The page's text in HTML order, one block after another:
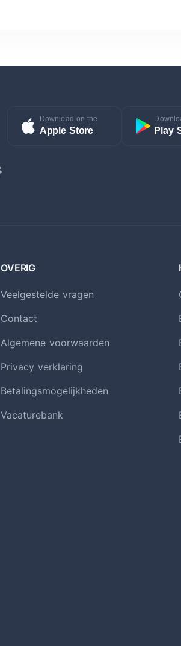
Download on the
Apple Store Play
OVERIG
Veelgestelde vragen
Contact
Algemene voorwaarden
Privacy verklaring
Betalingsmogelijkheden
Vacaturebank